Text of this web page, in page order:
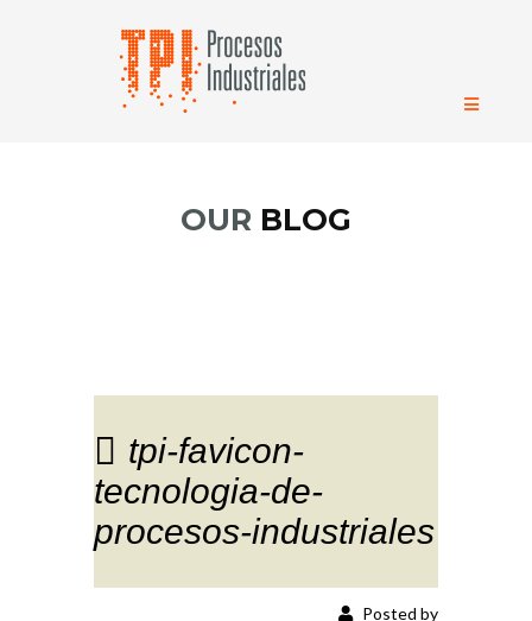
OUR BLOG
tpi-favicon-
tecnologia-de-
procesos-industriales
Posted by